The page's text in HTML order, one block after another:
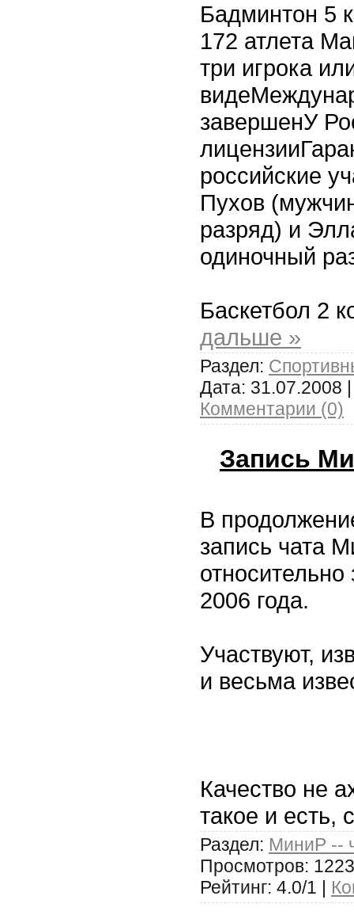
Бадминтон 5
172 атлета
три игрока
завершенУ
российские
Пухов
разряд) и
одиночный
Баскетбол 2
дальше »
Раздел:
Дата: 31.07.2008
Комментарии (0)
Запись
В
запись чата
2006 года.
Участвуют,
и весьма
Качество не
такое и есть,
Раздел: МиниР --
Просмотров:
Рейтинг: 4.0/1 |